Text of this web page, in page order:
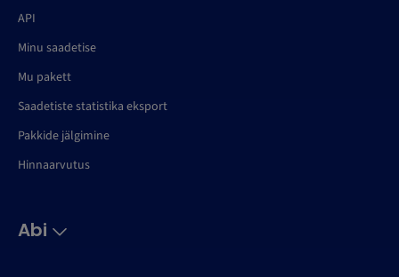
API
Minu saadetise
Mu pakett
Saadetiste statistika eksport
Pakkide jälgimine
Hinnaarvutus
Abi